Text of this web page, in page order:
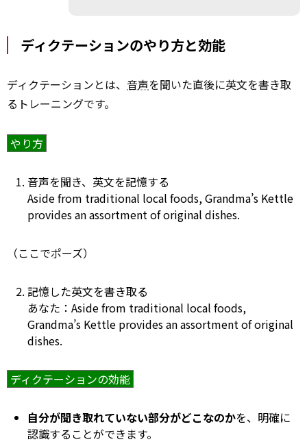
ディクテーションのやり方と効能
ディクテーションとは、 音声を聞いた直後に英文を書き取
るトレーニングです。
やり方
音声を聞き、英文を記憶する
Aside from traditional local foods, Grandma’s Kettle
provides an assortment of original dishes.
（ここでポーズ）
記憶した英文を書き取る
あなた：Aside from traditional local foods,
Grandma’s Kettle provides an assortment of original
dishes.
ディクテーションの効能
自分が聞き取れていない部分がどこなのかを、明確に
認識することができます。